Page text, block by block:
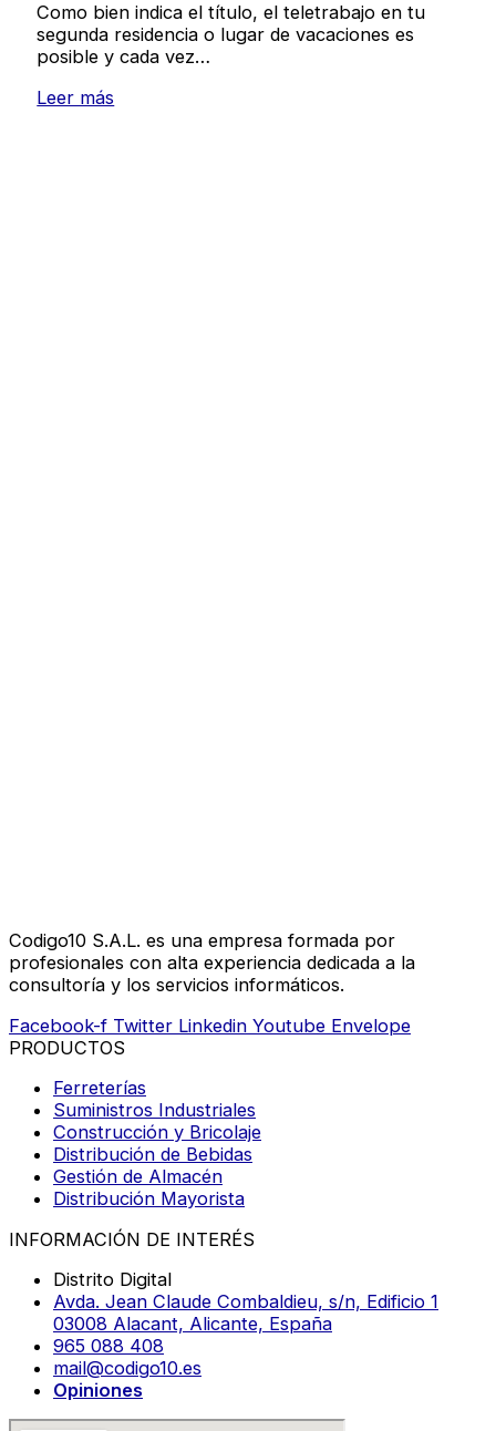
Como bien indica el título, el teletrabajo en tu
segunda residencia o lugar de vacaciones es
posible y cada vez…
Leer más
Codigo10 S.A.L. es una empresa formada por
profesionales con alta experiencia dedicada a la
consultoría y los servicios informáticos.
Facebook-f Twitter Linkedin Youtube Envelope
PRODUCTOS
Ferreterías
Suministros Industriales
Construcción y Bricolaje
Distribución de Bebidas
Gestión de Almacén
Distribución Mayorista
INFORMACIÓN DE INTERÉS
Distrito Digital
Avda. Jean Claude Combaldieu, s/n, Edificio 1
03008 Alacant, Alicante, España
965 088 408
mail@codigo10.es
Opiniones